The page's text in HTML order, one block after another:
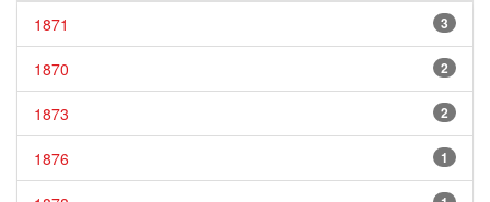
3
1871
2
1870
2
1873
1
1876